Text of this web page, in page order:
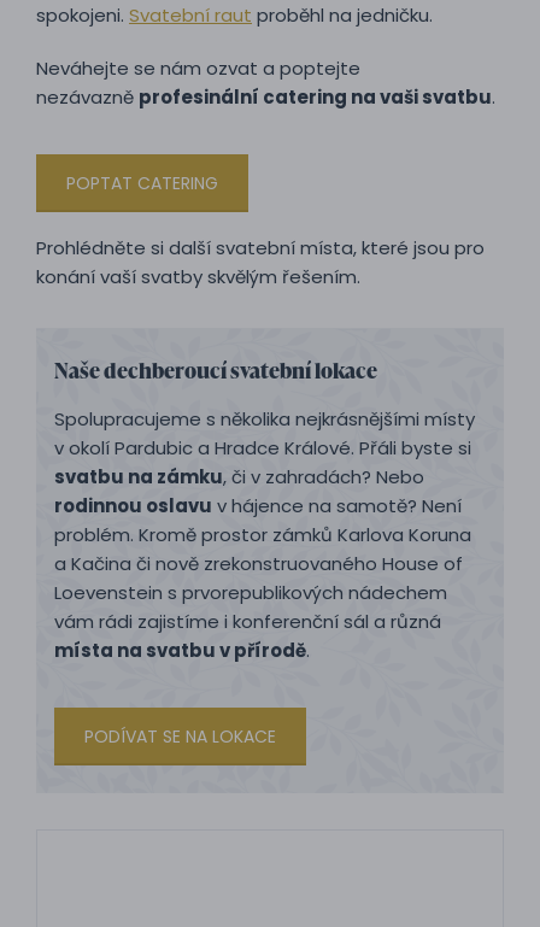
spokojeni. Svatební raut proběhl na jedničku.
Neváhejte se nám ozvat a poptejte
nezávazně profesinální catering na vaši svatbu.
POPTAT CATERING
Prohlédněte si další svatební místa, které jsou pro
konání vaší svatby skvělým řešením.
Naše dechberoucí svatební lokace
Spolupracujeme s několika nejkrásnějšími místy
v okolí Pardubic a Hradce Králové. Přáli byste si
svatbu na zámku, či v zahradách? Nebo
rodinnou oslavu v hájence na samotě? Není
problém. Kromě prostor zámků Karlova Koruna
a Kačina či nově zrekonstruovaného House of
Loevenstein s prvorepublikových nádechem
vám rádi zajistíme i konferenční sál a různá
místa na svatbu v přírodě.
PODÍVAT SE NA LOKACE